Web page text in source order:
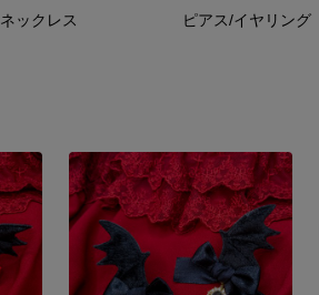
ネックレス ピアス/イヤリング